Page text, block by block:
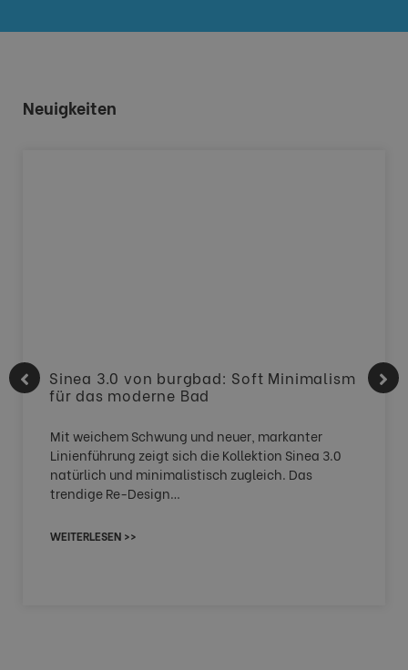
Neuigkeiten
Sinea 3.0 von burgbad: Soft Minimalism
für das moderne Bad
Mit weichem Schwung und neuer, markanter
Linienführung zeigt sich die Kollektion Sinea 3.0
natürlich und minimalistisch zugleich. Das
trendige Re-Design…
WEITERLESEN >>